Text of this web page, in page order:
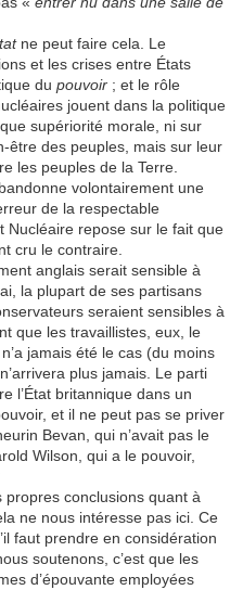
ne peut faire cela. Le
et les crises entre États
du pouvoir ; et le rôle
jouent dans la politique
supériorité morale, ni sur
être des peuples, mais sur leur
les peuples de la Terre.
volontairement une
de la respectable
Nucléaire repose sur le fait que
cru le contraire.
anglais serait sensible à
la plupart de ses partisans
seraient sensibles à
que les travaillistes, eux, le
jamais été le cas (du moins
plus jamais. Le parti
l’État britannique dans un
et il ne peut pas se priver
Bevan, qui n’avait pas le
Wilson, qui a le pouvoir,
conclusions quant à
ne nous intéresse pas ici. Ce
faut prendre en considération
soutenons, c’est que les
d’épouvante employées